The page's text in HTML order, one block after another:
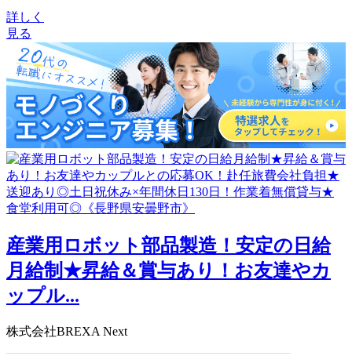
詳しく
見る
産業用ロボット部品製造！安定の日給
月給制★昇給＆賞与あり！お友達やカ
ップル...
株式会社BREXA Next